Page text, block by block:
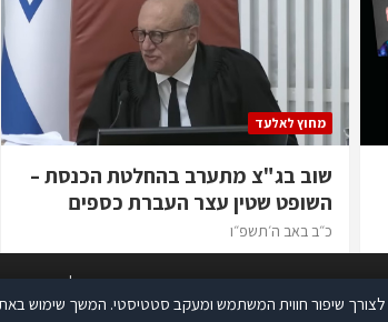
מחוץ לאלעד
שוב בג"צ מתערב בהחלטת הכנסת –
השופט שטין עצר העברת כספים
כ״ב באב ה׳תשפ״ו
אתר זה עושה שימוש בקוקיז לצורך